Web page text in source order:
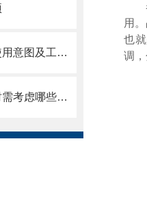
机床钣金防护罩真实的使用意图及工艺过程是怎么样的
颗粒输送软连接在选择时需考虑哪些因素？
用
也
调